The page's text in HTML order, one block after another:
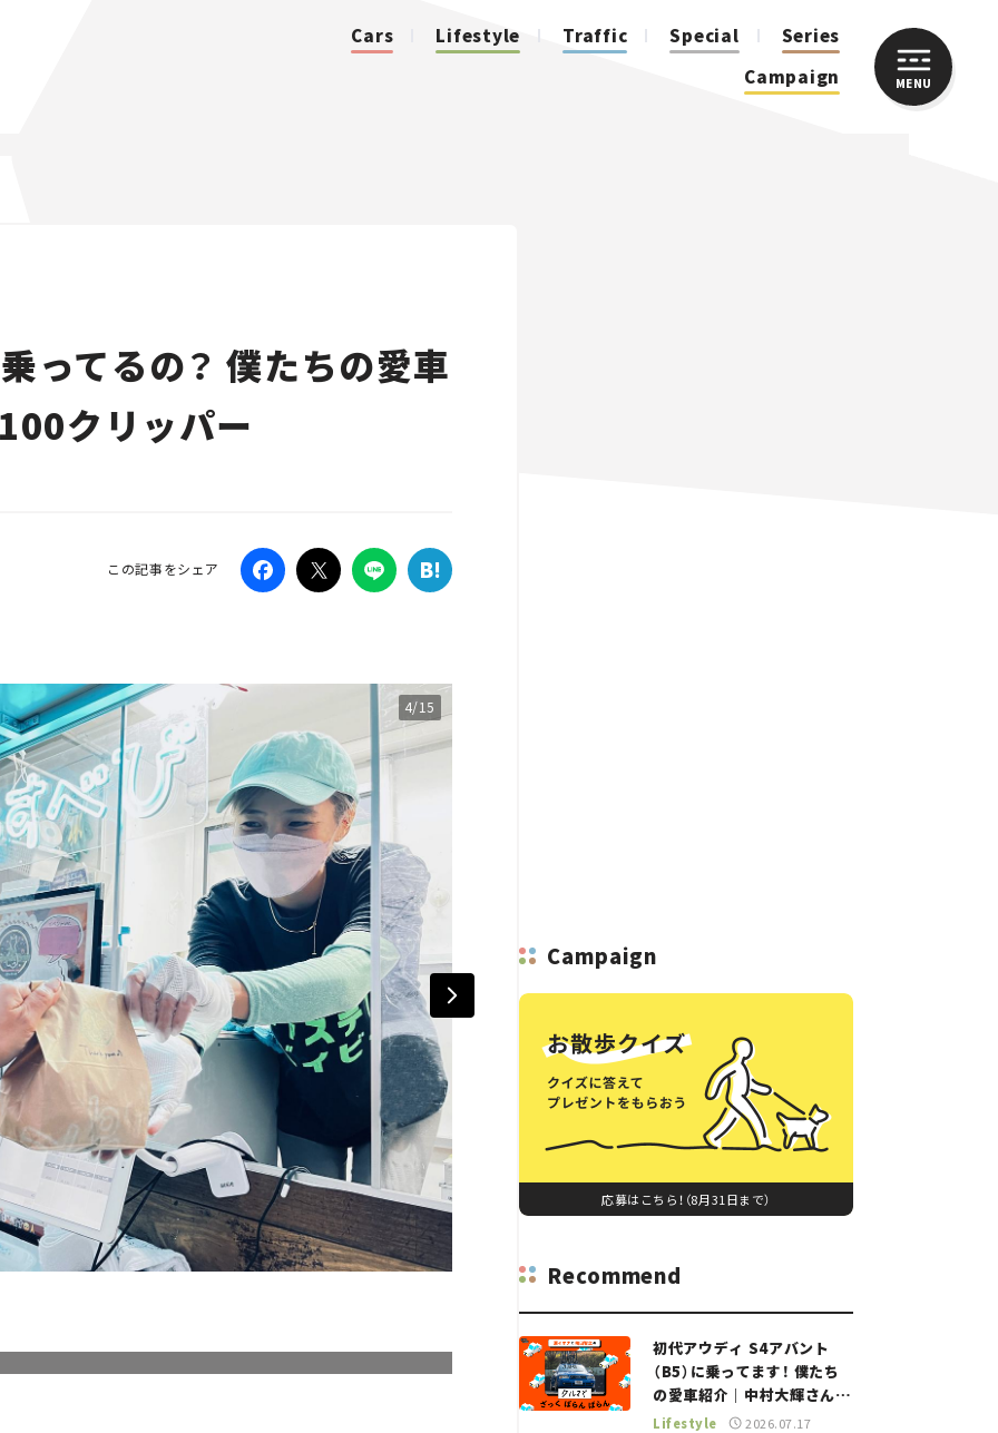
Cars Lifestyle Traffic Special
Series
Campaign
MENU
ってるの？ 僕たちの愛車
クリッパー
この記事をシェア
4/15
Campaign
応募はこちら！（8月31日まで）
Recommend
初代アウディ S4アバント
（B5）に乗ってます！ 僕たち
の愛車紹介｜中村大輝さん
——瀬イオナと嶋田智之の
Lifestyle 2026.07.17
CLOSE
Traffic
Campaign